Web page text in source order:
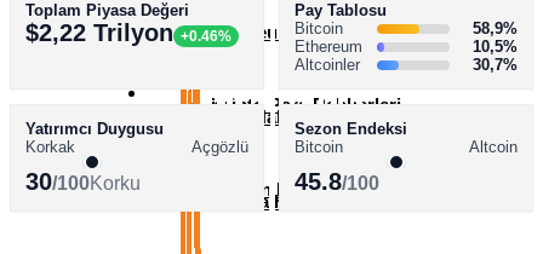
Ethereum Haberleri
XRP Haberleri
Solana Haberleri
AKADEMİ
Kripto Para Rehberleri
Bitcoin Rehberleri
SÖZLÜK
Toplam Piyasa Değeri
$2,22 Trilyon +0.46%
Pay Tablosu
Bitcoin
58,9%
Ethereum
10,5%
Altcoinler
30,7%
Yatırımcı Duygusu
Korkak
Açgözlü
30/100Korku
Sezon Endeksi
Bitcoin
Altcoin
45.8/100